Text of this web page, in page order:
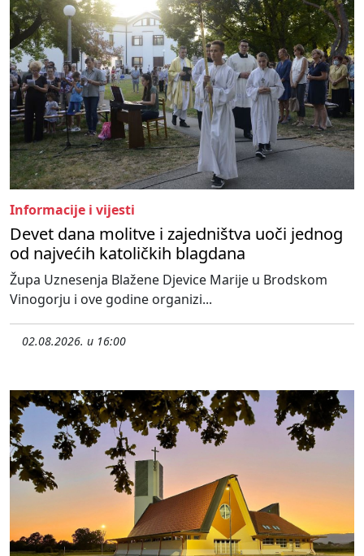
Informacije i vijesti
Devet dana molitve i zajedništva uoči jednog
od najvećih katoličkih blagdana
Župa Uznesenja Blažene Djevice Marije u Brodskom
Vinogorju i ove godine organizi...
02.08.2026. u 16:00